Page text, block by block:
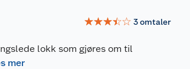
☆☆☆☆☆ 3omtaler
lokk som gjøres om til
mer